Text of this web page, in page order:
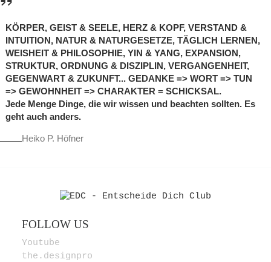
KÖRPER, GEIST & SEELE, HERZ & KOPF, VERSTAND &
INTUITION, NATUR & NATURGESETZE, TÄGLICH LERNEN,
WEISHEIT & PHILOSOPHIE, YIN & YANG, EXPANSION,
STRUKTUR, ORDNUNG & DISZIPLIN, VERGANGENHEIT,
GEGENWART & ZUKUNFT... GEDANKE => WORT => TUN
=> GEWOHNHEIT => CHARAKTER = SCHICKSAL.
Jede Menge Dinge, die wir wissen und beachten sollten. Es
geht auch anders.
Heiko P. Höfner
FOLLOW US
Youtube
the.designpro